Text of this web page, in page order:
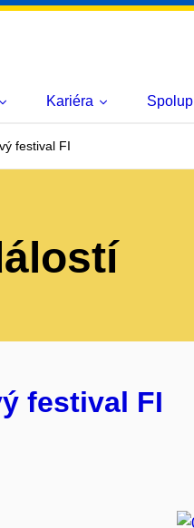
Kariéra
festival FI
festival FI